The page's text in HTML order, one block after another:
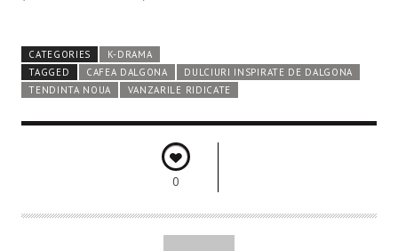
CATEGORIES
K-DRAMA
TAGGED
CAFEA DALGONA
DULCIURI INSPIRATE DE DALGONA
TENDINTA NOUA
VANZARILE RIDICATE
0